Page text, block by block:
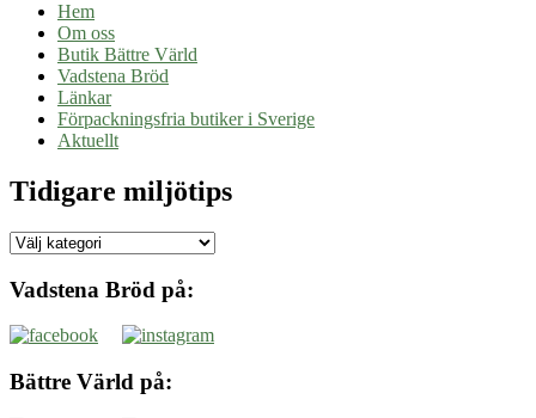
Hem
Om oss
Butik Bättre Värld
Vadstena Bröd
Länkar
Förpackningsfria butiker i Sverige
Aktuellt
Tidigare miljötips
Tidigare
Vadstena Bröd på:
Bättre Värld på: